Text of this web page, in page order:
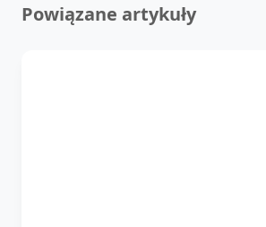
Powiązane artykuły